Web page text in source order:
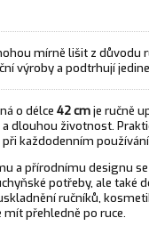
mírně lišit z důvodu
výroby a podtrhují
o délce 42 cmje ručně
dlouhou životnost.
každodenním
a přírodnímu designu
potřeby, ale také
ručníků,
přehledně po ruce.